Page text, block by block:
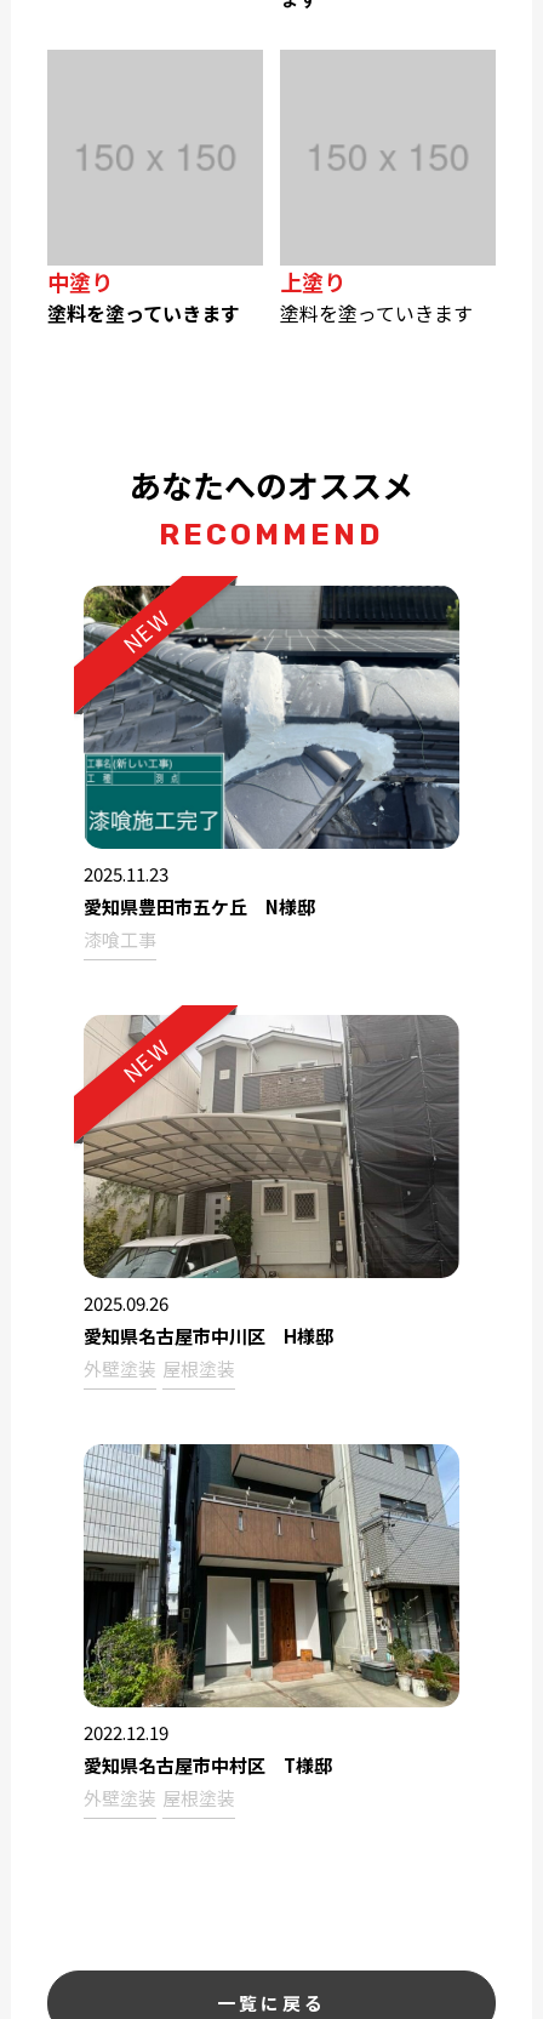
中塗り
塗料を塗っていきます
上塗り
塗料を塗っていきます
あなたへのオススメ
RECOMMEND
2025.11.23
愛知県豊田市五ケ丘 N様邸
漆喰工事
NEW
2025.09.26
愛知県名古屋市中川区 H様邸
外壁塗装 屋根塗装
NEW
2022.12.19
愛知県名古屋市中村区 T様邸
外壁塗装 屋根塗装
一覧に戻る